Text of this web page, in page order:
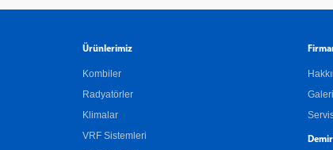
Ürünlerimiz
Kombiler
Radyatörler
Klimalar
VRF Sistemleri
Galeri